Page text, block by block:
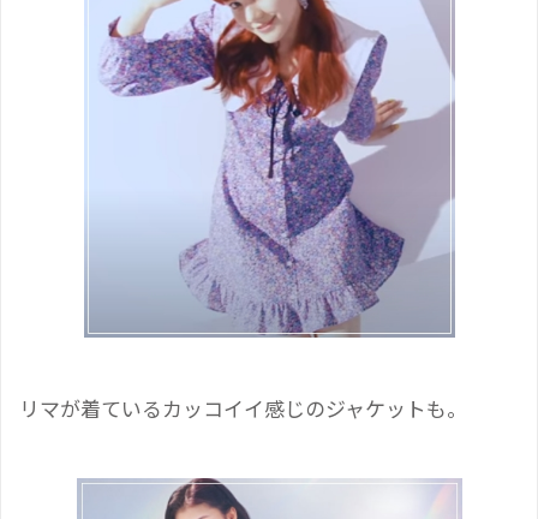
リマが着ているカッコイイ感じのジャケットも。